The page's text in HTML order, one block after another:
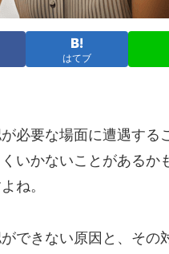
はてブ
必要な場面に遭遇する
いかないことがあるか
ね。
できない原因と、その